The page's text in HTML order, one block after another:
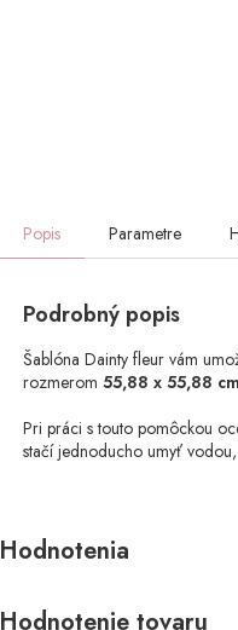
Popis Parametre
Podrobný popis
Šablóna Dainty fleur vám
rozmerom 55,88 x 55,88 cm
Pri práci s touto pomôckou
stačí jednoducho umyť
Hodnotenie tovaru